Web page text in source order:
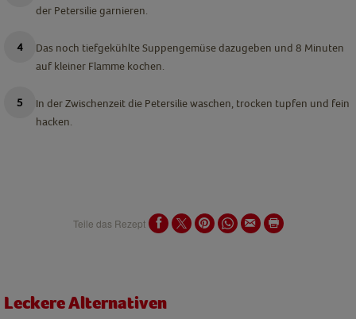
der Petersilie garnieren.
Das noch tiefgekühlte Suppengemüse dazugeben und 8 Minuten
auf kleiner Flamme kochen.
In der Zwischenzeit die Petersilie waschen, trocken tupfen und fein
hacken.
Teile das Rezept
Leckere Alternativen